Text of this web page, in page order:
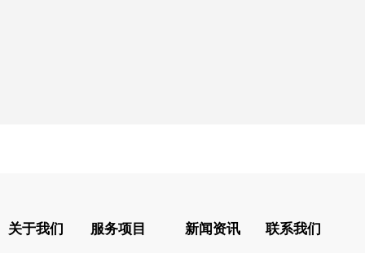
关于我们 服务项目 新闻资讯 联系我们